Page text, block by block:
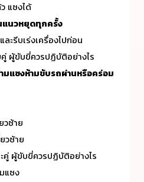
แซงได้
แนวหยุดทุกครั้ง
ะรีบเร่งเครื่องไปก่อน
ผู้ขับขี่ควรปฏิบัติอย่างไร
มแซงห้ามขับรถผ่านหรือคร่อม
วซ้าย
วซ้าย
คู่ ผู้ขับขี่ควรปฏิบัติอย่างไร
แซง